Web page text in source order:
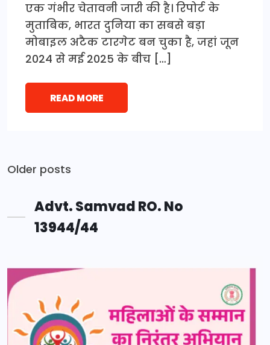
एक गंभीर चेतावनी जारी की है। रिपोर्ट के
मुताबिक, भारत दुनिया का सबसे बड़ा
मोबाइल अटैक टारगेट बन चुका है, जहां जून
2024 से मई 2025 के बीच […]
READ MORE
Posts
Older posts
Advt. Samvad RO. No
13944/44